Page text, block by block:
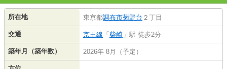
所在地 東京都調布市菊野台 ２丁目
交通 京王線 「 柴崎 」駅 徒歩2分
築年月（築年数） 2026年 8月（予定）